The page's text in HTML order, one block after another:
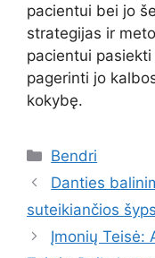
pacientui bei jo
strategijas ir
pacientui
pagerinti jo
kokybę.
Kategorijos
Bendri
Danties
suteikiančios
Įmonių Teisė: